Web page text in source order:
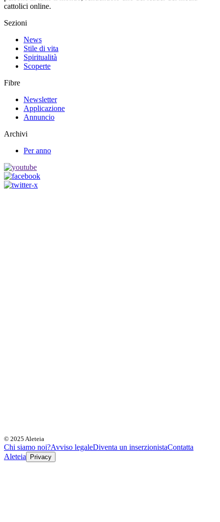
cattolici online.
Sezioni
News
Stile di vita
Spiritualità
Scoperte
Fibre
Newsletter
Applicazione
Annuncio
Archivi
Per anno
© 2025 Aleteia
Chi siamo noi?Avviso legaleDiventa un inserzionistaContatta
Aleteia
Privacy